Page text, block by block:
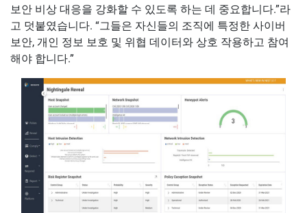
보안 비상 대응을 강화할 수 있도록 하는 데 중요합니다.”라
고 덧붙였습니다. “그들은 자신들의 조직에 특정한 사이버
보안, 개인 정보 보호 및 위협 데이터와 상호 작용하고 참여
해야 합니다.”